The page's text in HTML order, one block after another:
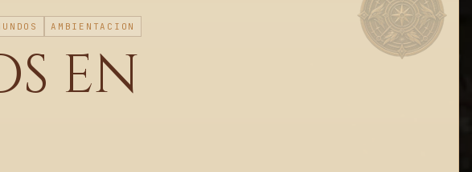
AMBIENTACION
en